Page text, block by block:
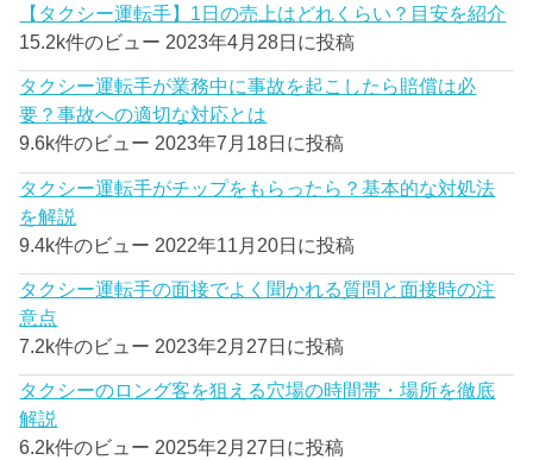
【タクシー運転手】1日の売上はどれくらい？目安を紹介
15.2k件のビュー 2023年4月28日に投稿
タクシー運転手が業務中に事故を起こしたら賠償は必
要？事故への適切な対応とは
9.6k件のビュー 2023年7月18日に投稿
タクシー運転手がチップをもらったら？基本的な対処法
を解説
9.4k件のビュー 2022年11月20日に投稿
タクシー運転手の面接でよく聞かれる質問と面接時の注
意点
7.2k件のビュー 2023年2月27日に投稿
タクシーのロング客を狙える穴場の時間帯・場所を徹底
解説
6.2k件のビュー 2025年2月27日に投稿